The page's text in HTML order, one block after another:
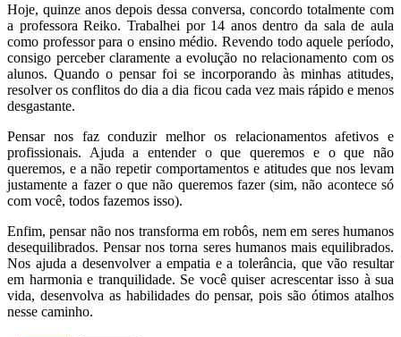
Hoje, quinze anos depois dessa conversa, concordo totalmente com
a professora Reiko. Trabalhei por 14 anos dentro da sala de aula
como professor para o ensino médio. Revendo todo aquele período,
consigo perceber claramente a evolução no relacionamento com os
alunos. Quando o pensar foi se incorporando às minhas atitudes,
resolver os conflitos do dia a dia ficou cada vez mais rápido e menos
desgastante.
Pensar nos faz conduzir melhor os relacionamentos afetivos e
profissionais. Ajuda a entender o que queremos e o que não
queremos, e a não repetir comportamentos e atitudes que nos levam
justamente a fazer o que não queremos fazer (sim, não acontece só
com você, todos fazemos isso).
Enfim, pensar não nos transforma em robôs, nem em seres humanos
desequilibrados. Pensar nos torna seres humanos mais equilibrados.
Nos ajuda a desenvolver a empatia e a tolerância, que vão resultar
em harmonia e tranquilidade. Se você quiser acrescentar isso à sua
vida, desenvolva as habilidades do pensar, pois são ótimos atalhos
nesse caminho.